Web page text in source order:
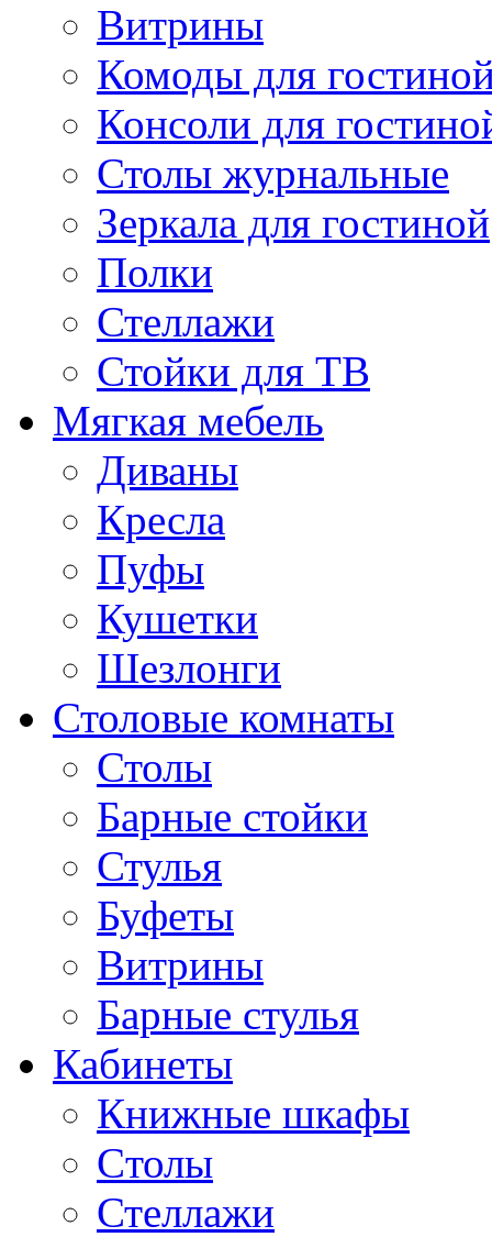
Витрины
Комоды для
Консоли для
Столы журнальные
Зеркала для гостиной
Полки
Стеллажи
Стойки для ТВ
Мягкая мебель
Диваны
Кресла
Пуфы
Кушетки
Шезлонги
Столовые комнаты
Столы
Барные стойки
Стулья
Буфеты
Витрины
Барные стулья
Кабинеты
Книжные шкафы
Cтолы
Стеллажи